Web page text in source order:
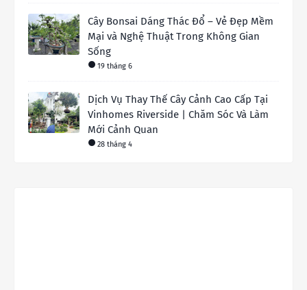
Cây Bonsai Dáng Thác Đổ – Vẻ Đẹp Mềm
Mại và Nghệ Thuật Trong Không Gian
Sống
19 tháng 6
Dịch Vụ Thay Thế Cây Cảnh Cao Cấp Tại
Vinhomes Riverside | Chăm Sóc Và Làm
Mới Cảnh Quan
28 tháng 4